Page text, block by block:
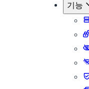
기능